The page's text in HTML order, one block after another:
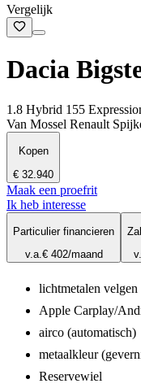
Vergelijk
Dacia
1.8 Hybrid 155
Van Mossel Renault
Kopen
€ 32.940
Maak een proefrit
Ik heb interesse
Particulier financieren
v.a.€ 402/maand
lichtmetalen velgen
Apple Carplay/
airco (automatisch)
metaalkleur
Reservewiel